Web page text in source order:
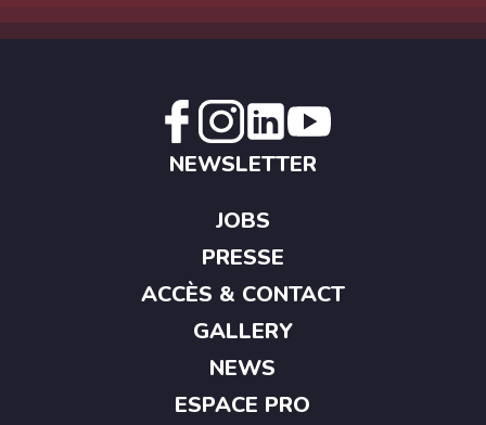
NEWSLETTER
JOBS
PRESSE
ACCÈS & CONTACT
GALLERY
NEWS
ESPACE PRO